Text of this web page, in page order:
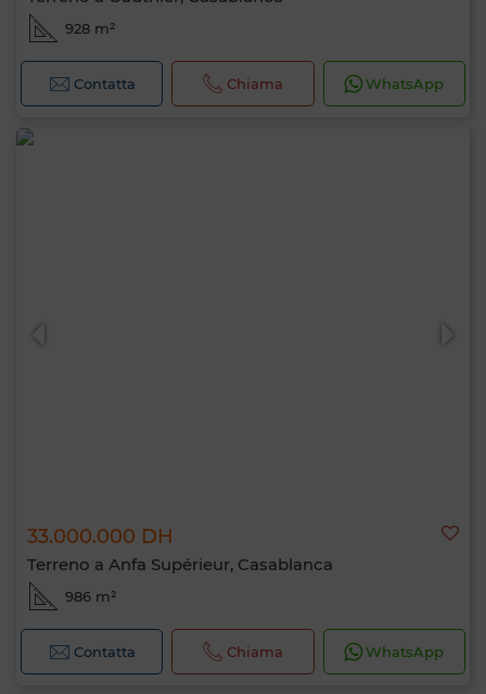
928 m²
Contatta Chiama WhatsApp
33.000.000 DH
Terreno a Anfa Supérieur, Casablanca
986 m²
Contatta Chiama WhatsApp